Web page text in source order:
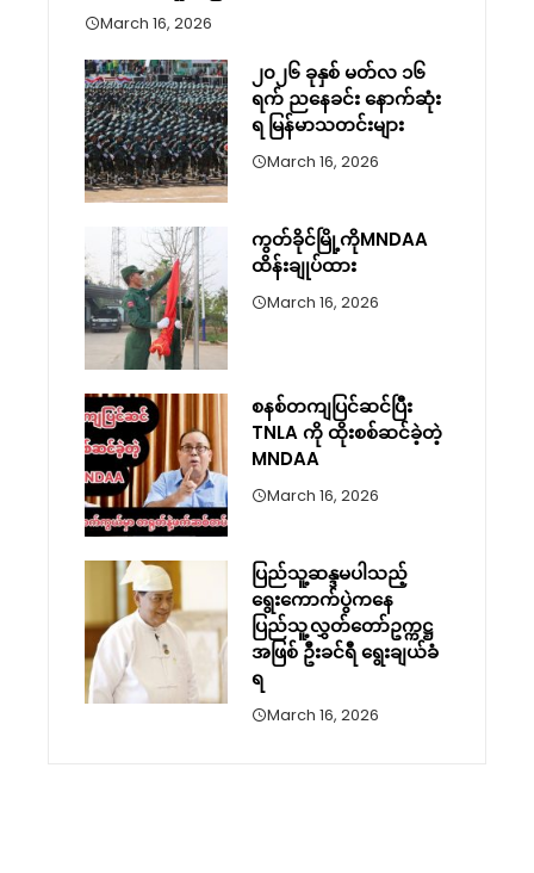
March 16, 2026
၂၀၂၆ ခုနှစ် မတ်လ ၁၆
ရက် ညနေခင်း နောက်ဆုံး
ရ မြန်မာသတင်းများ
March 16, 2026
ကွတ်ခိုင်မြို့ကိုMNDAA
ထိန်းချုပ်ထား
March 16, 2026
စနစ်တကျပြင်ဆင်ပြီး
TNLA ကို ထိုးစစ်ဆင်ခဲ့တဲ့
MNDAA
March 16, 2026
ပြည်သူ့ဆန္ဒမပါသည့်
ရွေးကောက်ပွဲကနေ
ပြည်သူ့လွှတ်တော်ဥက္ကဋ္ဌ
အဖြစ် ဦးခင်ရီ ရွေးချယ်ခံ
ရ
March 16, 2026